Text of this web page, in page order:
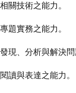
關技術之能力。
題實務之能力。
現、分析與解決問
讀與表達之能力。